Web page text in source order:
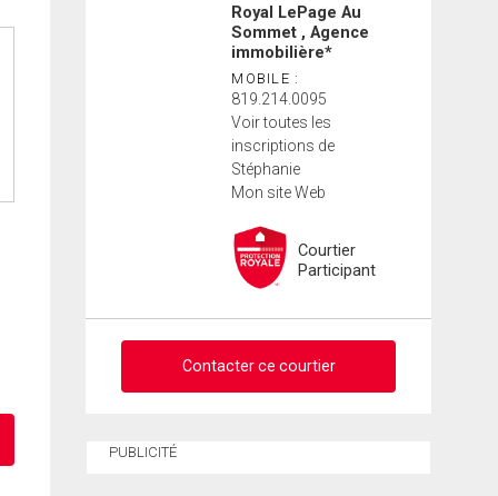
Royal LePage Au
Sommet , Agence
immobilière*
MOBILE :
819.214.0095
Voir toutes les
inscriptions de
Stéphanie
Mon site Web
Courtier
Participant
Contacter ce courtier
Demander des infos sur
PUBLICITÉ